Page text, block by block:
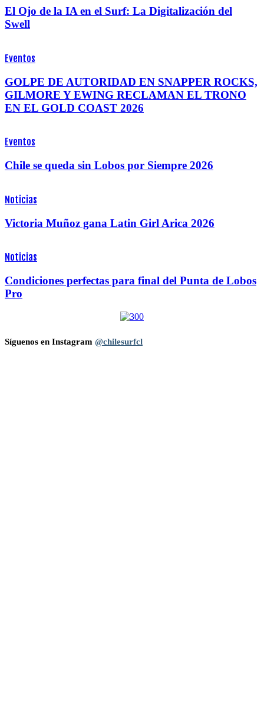
El Ojo de la IA en el Surf: La Digitalización del
Swell
Eventos
GOLPE DE AUTORIDAD EN SNAPPER ROCKS,
GILMORE Y EWING RECLAMAN EL TRONO
EN EL GOLD COAST 2026
Eventos
Chile se queda sin Lobos por Siempre 2026
Noticias
Victoria Muñoz gana Latin Girl Arica 2026
Noticias
Condiciones perfectas para final del Punta de Lobos
Pro
Síguenos en Instagram @chilesurfcl